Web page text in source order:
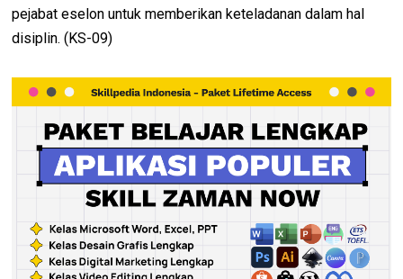
pejabat eselon untuk memberikan keteladanan dalam hal
disiplin. (KS-09)